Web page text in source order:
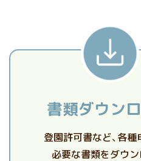
書類ダウン
登園許可書など、各
必要な書類をダウ